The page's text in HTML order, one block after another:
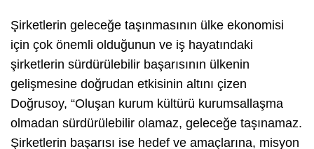
Şirketlerin geleceğe taşınmasının ülke ekonomisi
için çok önemli olduğunun ve iş hayatındaki
şirketlerin sürdürülebilir başarısının ülkenin
gelişmesine doğrudan etkisinin altını çizen
Doğrusoy, “Oluşan kurum kültürü kurumsallaşma
olmadan sürdürülebilir olamaz, geleceğe taşınamaz.
Şirketlerin başarısı ise hedef ve amaçlarına, misyon